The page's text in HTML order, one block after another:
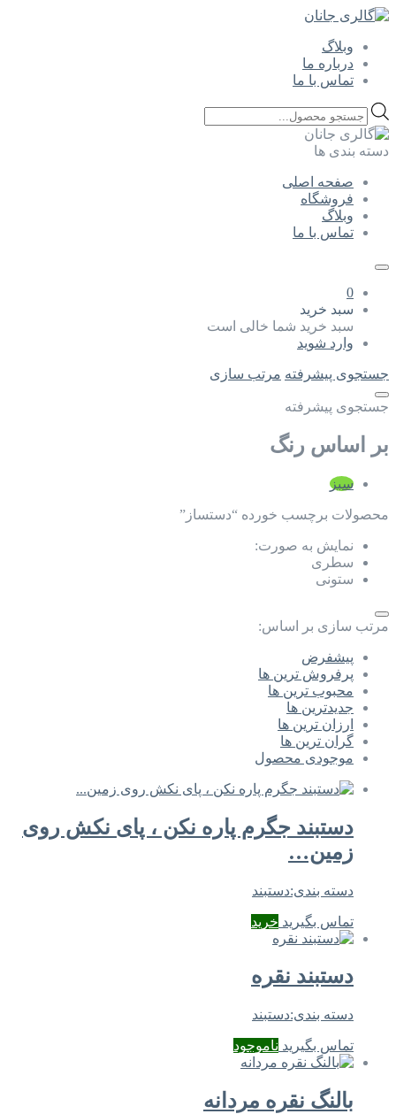
وبلاگ
درباره ما
تماس با ما
Products
search
دسته بندی ها
صفحه اصلی
فروشگاه
وبلاگ
تماس با ما
0
سبد خرید
سبد خرید شما خالی است
وارد شوید
جستجوی پیشرفته مرتب سازی
جستجوی پیشرفته
بر اساس رنگ
سبز
محصولات برچسب خورده “دستساز”
نمایش به صورت:
سطری
ستونی
مرتب سازی بر اساس:
پیشفرض
پرفروش ترین ها
محبوب ترین ها
جدیدترین ها
ارزان ترین ها
گران ترین ها
موجودی محصول
دستبند جگرم پاره نکن ، پای نکش روی
زمین…
دسته بندی:دستبند
تماس بگیرید خرید
دستبند نقره
دسته بندی:دستبند
تماس بگیرید ناموجود
بالنگ نقره مردانه